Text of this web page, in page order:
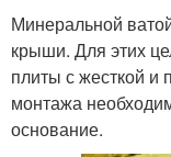
Минеральной
крыши. Для этих
плиты с жесткой и
монтажа
основание.